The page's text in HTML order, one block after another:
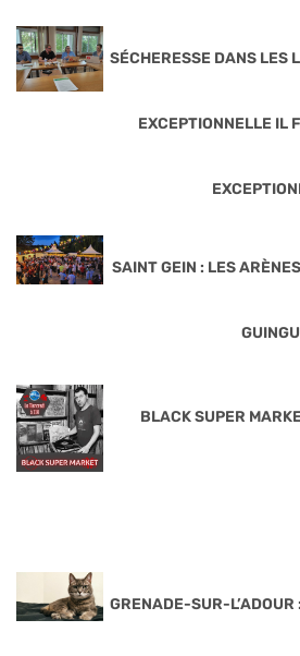
SÉCHERESSE DANS LES
EXCEPTIONNELLE IL
SAINT GEIN : LES
BLACK SUPER
GRENADE-SUR-